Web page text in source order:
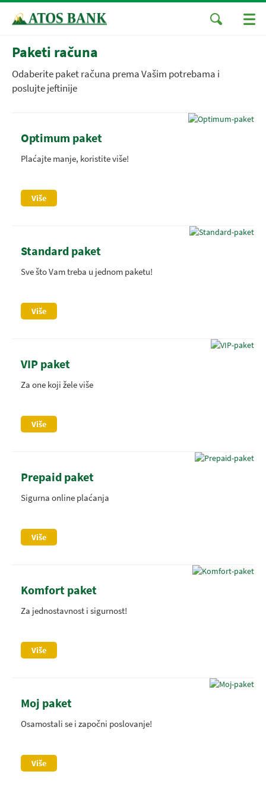
Paketi računa
Odaberite paket računa prema Vašim potrebama i
poslujte jeftinije
Optimum paket
Plaćajte manje, koristite više!
Više
Standard paket
Sve što Vam treba u jednom paketu!
Više
VIP paket
Za one koji žele više
Više
Prepaid paket
Sigurna online plaćanja
Više
Komfort paket
Za jednostavnost i sigurnost!
Više
Moj paket
Osamostali se i započni poslovanje!
Više